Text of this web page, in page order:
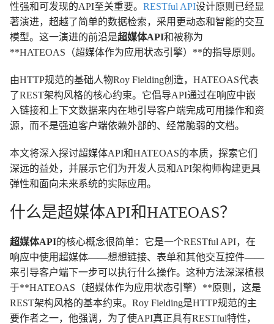
性强和可发现的API至关重要。 RESTful API设计原则已经显
著演进，超越了简单的数据检索，采用更动态和智能的交互
模型。这一演进的前沿是超媒体API和被称为
**HATEOAS（超媒体作为应用状态引擎）**的指导原则。
由HTTP规范的基础人物Roy Fielding创造，HATEOAS代表
了REST架构风格的核心约束。它倡导API通过在响应中嵌
入链接和上下文数据来内在地引导客户端完成可用操作和资
源，而不是强迫客户端依赖外部的、经常脆弱的文档。
本文将深入探讨超媒体API和HATEOAS的本质，探索它们
深远的益处，并展示它们为开发人员和API架构师构建更具
弹性和面向未来系统的实际应用。
什么是超媒体API和HATEOAS？
超媒体API的核心概念很简单：它是一个RESTful API，在
响应中使用超媒体——想想链接、表单和其他交互控件——
来引导客户端下一步可以执行什么操作。这种方法深深植根
于**HATEOAS（超媒体作为应用状态引擎）**原则，这是
REST架构风格的基本约束。Roy Fielding是HTTP规范的主
要作者之一，他强调，为了使API真正具有RESTful特性，